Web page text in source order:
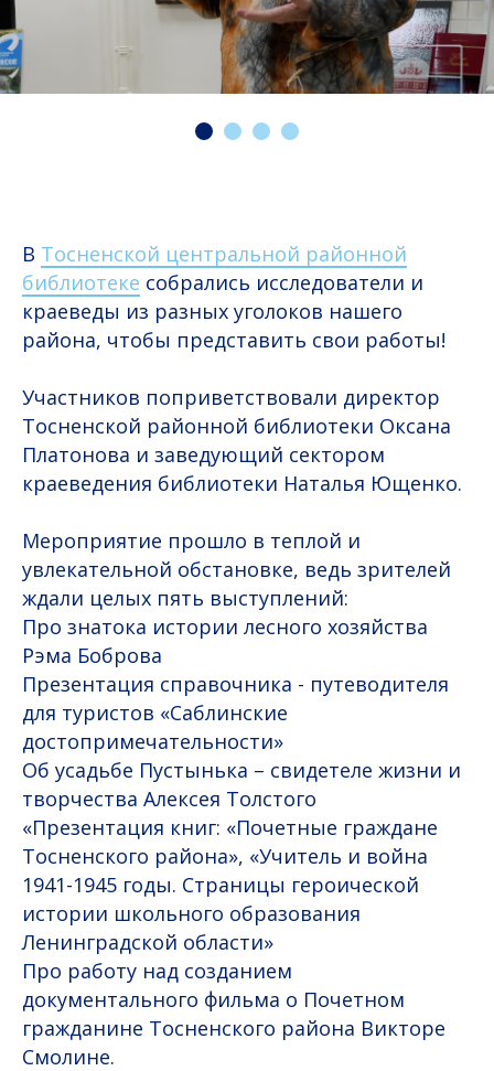
В Тосненской центральной районной
библиотеке собрались исследователи и
краеведы из разных уголоков нашего
района, чтобы представить свои работы!
Участников поприветствовали директор
Тосненской районной библиотеки Оксана
Платонова и заведующий сектором
краеведения библиотеки Наталья Ющенко.
Мероприятие прошло в теплой и
увлекательной обстановке, ведь зрителей
ждали целых пять выступлений:
Про знатока истории лесного хозяйства
Рэма Боброва
Презентация справочника - путеводителя
для туристов «Саблинские
достопримечательности»
Об усадьбе Пустынька – свидетеле жизни и
творчества Алексея Толстого
«Презентация книг: «Почетные граждане
Тосненского района», «Учитель и война
1941-1945 годы. Страницы героической
истории школьного образования
Ленинградской области»
Про работу над созданием
документального фильма о Почетном
гражданине Тосненского района Викторе
Смолине.